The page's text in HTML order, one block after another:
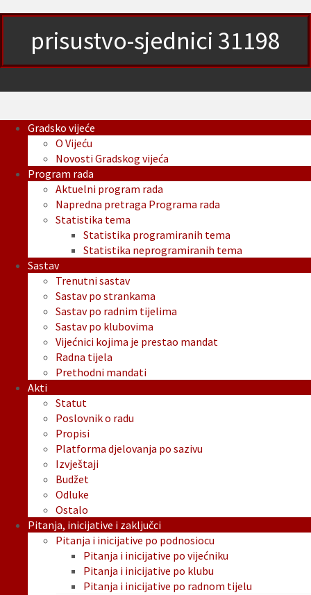
prisustvo-sjednici 31198
Gradsko vijeće
O Vijeću
Novosti Gradskog vijeća
Program rada
Aktuelni program rada
Napredna pretraga Programa rada
Statistika tema
Statistika programiranih tema
Statistika neprogramiranih tema
Sastav
Trenutni sastav
Sastav po strankama
Sastav po radnim tijelima
Sastav po klubovima
Vijećnici kojima je prestao mandat
Radna tijela
Prethodni mandati
Akti
Statut
Poslovnik o radu
Propisi
Platforma djelovanja po sazivu
Izvještaji
Budžet
Odluke
Ostalo
Pitanja, inicijative i zaključci
Pitanja i inicijative po podnosiocu
Pitanja i inicijative po vijećniku
Pitanja i inicijative po klubu
Pitanja i inicijative po radnom tijelu